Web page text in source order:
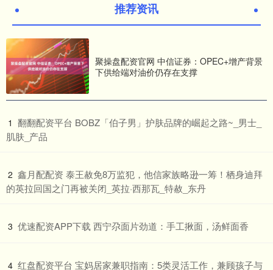
推荐资讯
聚操盘配资官网 中信证券：OPEC+增产背景
下供给端对油价仍存在支撑
1 ​翻翻配资平台 BOBZ「伯子男」护肤品牌的崛起之路~_男士_
肌肤_产品
2 ​鑫月配配资 泰王赦免8万监犯，他信家族略逊一筹！栖身迪拜
的英拉回国之门再被关闭_英拉·西那瓦_特赦_东丹
3 ​优速配资APP下载 西宁尕面片劲道：手工揪面，汤鲜面香
4 ​红盘配资平台 宝妈居家兼职指南：5类灵活工作，兼顾孩子与